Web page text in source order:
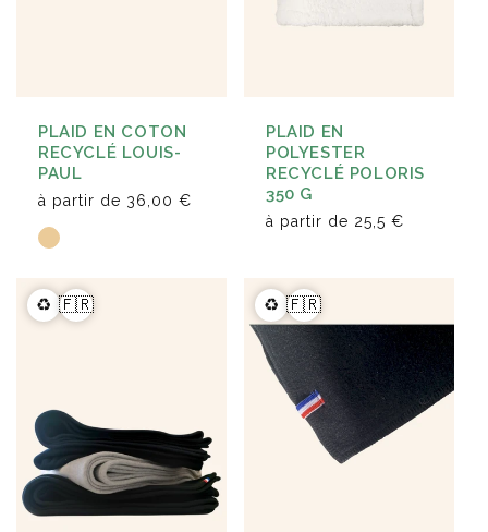
PLAID EN COTON
RECYCLÉ LOUIS-
PAUL
à partir de 36,00 €
PLAID EN
POLYESTER
RECYCLÉ POLORIS
350 G
à partir de 25,5 €
♻️ 🇫🇷 ♻️ 🇫🇷